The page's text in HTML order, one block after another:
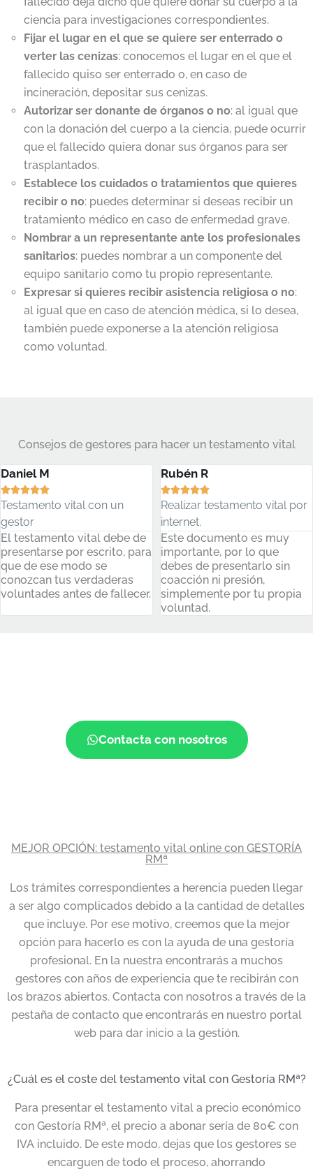
ciencia para investigaciones correspondientes.
Fijar el lugar en el que se quiere ser enterrado o
verter las cenizas: conocemos el lugar en el que el
fallecido quiso ser enterrado o, en caso de
incineración, depositar sus cenizas.
Autorizar ser donante de órganos o no: al igual que
con la donación del cuerpo a la ciencia, puede ocurrir
que el fallecido quiera donar sus órganos para ser
trasplantados.
Establece los cuidados o tratamientos que quieres
recibir o no: puedes determinar si deseas recibir un
tratamiento médico en caso de enfermedad grave.
Nombrar a un representante ante los profesionales
sanitarios: puedes nombrar a un componente del
equipo sanitario como tu propio representante.
Expresar si quieres recibir asistencia religiosa o no:
al igual que en caso de atención médica, si lo desea,
también puede exponerse a la atención religiosa
como voluntad.
Consejos de gestores para hacer un testamento vital
Daniel M

Testamento vital con un
gestor
El testamento vital debe de
presentarse por escrito, para
que de ese modo se
conozcan tus verdaderas
voluntades antes de fallecer.
Rubén R

Realizar testamento vital por
internet.
Este documento es muy
importante, por lo que
debes de presentarlo sin
coacción ni presión,
simplemente por tu propia
voluntad.
Contacta con nosotros
MEJOR OPCIÓN: testamento vital online con GESTORÍA
RMª
Los trámites correspondientes a herencia pueden llegar
a ser algo complicados debido a la cantidad de detalles
que incluye. Por ese motivo, creemos que la mejor
opción para hacerlo es con la ayuda de una gestoría
profesional. En la nuestra encontrarás a muchos
gestores con años de experiencia que te recibirán con
los brazos abiertos. Contacta con nosotros a través de la
pestaña de contacto que encontrarás en nuestro portal
web para dar inicio a la gestión.
¿Cuál es el coste del testamento vital con Gestoría RMª?
Para presentar el testamento vital a precio económico
con Gestoría RMª, el precio a abonar sería de 80€ con
IVA incluido. De este modo, dejas que los gestores se
encarguen de todo el proceso, ahorrando